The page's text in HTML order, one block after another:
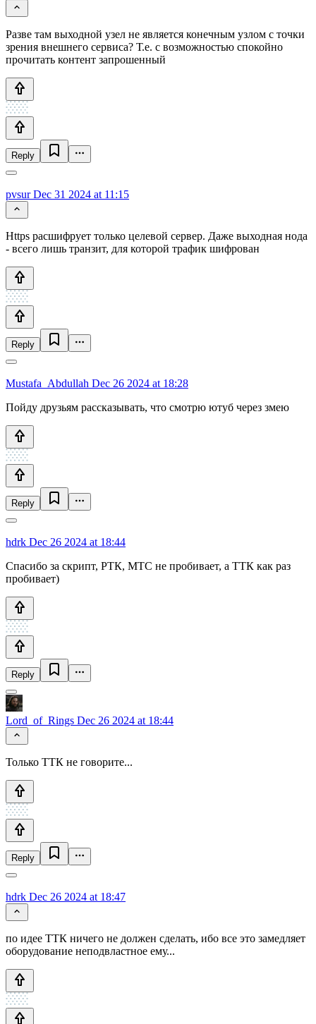
Разве там выходной узел не является конечным узлом с точки
зрения внешнего сервиса? Т.е. с возможностью спокойно
прочитать контент запрошенный
Reply
pvsurDec 31 2024 at 11:15
Https расшифрует только целевой сервер. Даже выходная нода
- всего лишь транзит, для которой трафик шифрован
Reply
Mustafa_Abdullah Dec 26 2024 at 18:28
Пойду друзьям рассказывать, что смотрю ютуб через змею
Reply
hdrk Dec 26 2024 at 18:44
Спасибо за скрипт, РТК, МТС не пробивает, а ТТК как раз
пробивает)
Reply
Lord_of_Rings Dec 26 2024 at 18:44
Только ТТК не говорите...
Reply
hdrk Dec 26 2024 at 18:47
по идее ТТК ничего не должен сделать, ибо все это замедляет
оборудование неподвластное ему...